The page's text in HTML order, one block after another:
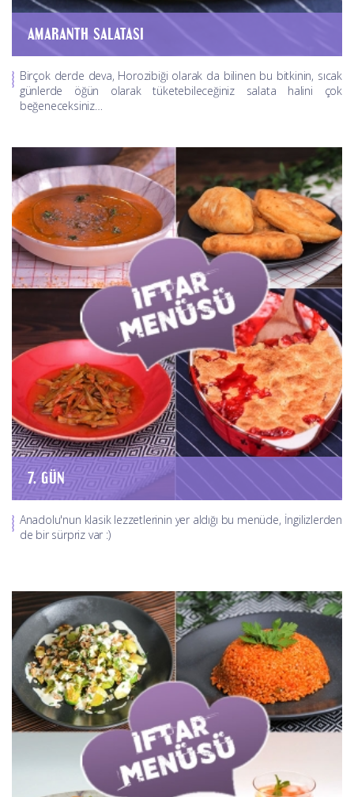
AMARANTH SALATASI
Birçok derde deva, Horozibiği olarak da bilinen bu bitkinin, sıcak
günlerde öğün olarak tüketebileceğiniz salata halini çok
beğeneceksiniz…
7. GÜN
Anadolu'nun klasik lezzetlerinin yer aldığı bu menüde, İngilizlerden
de bir sürpriz var :)